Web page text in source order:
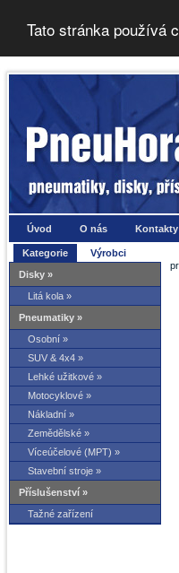
Tato stránka používá
Úvod O nás Kontakty
Kategorie
Výrobci
Disky »
Litá kola »
Pneumatiky »
Osobní »
SUV & 4x4 »
Lehké užitkové »
Motocyklové »
Nákladní »
Zemědělské »
Víceúčelové (MPT) »
Stavební stroje »
Příslušenství »
Tažné zařízení